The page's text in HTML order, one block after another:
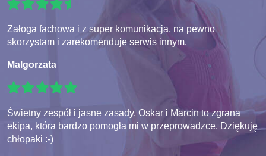
Załoga fachowa i z super komunikacja, na pewno
skorzystam i zarekomenduje serwis innym.
Malgorzata
Świetny zespół i jasne zasady. Oskar i Marcin to zgrana
ekipa, która bardzo pomogła mi w przeprowadzce. Dziękuję
chłopaki :-)